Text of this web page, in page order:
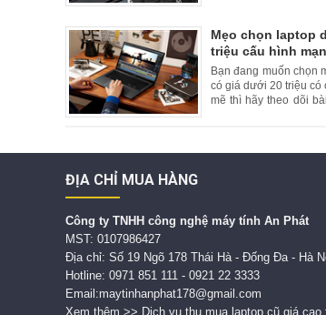
Mẹo chọn laptop
triệu cấu hình
bạn nên biết
Bạn đang muốn chọn
có giá dưới 20 triệu có
mẽ thì hãy theo dõi
ĐỊA CHỈ MUA HÀNG
Công ty TNHH công nghệ máy tính An Phát
MST: 0107986427
Địa chỉ: Số 19 Ngõ 178 Thái Hà - Đống Đa - Hà
Hotline: 0971 851 111 - 0921 22 3333
Email:maytinhanphat178@gmail.com
Xem thêm >> Dịch vụ thu mua laptop cũ giá cao